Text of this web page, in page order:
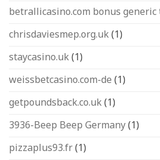
betrallicasino.com bonus
chrisdaviesmep.org.uk(1)
staycasino.uk(1)
weissbetcasino.com-de (1)
getpoundsback.co.uk(1)
3936-Beep Beep Germany(1)
pizzaplus93.fr(1)